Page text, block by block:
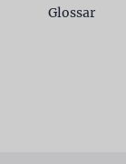
Glossar